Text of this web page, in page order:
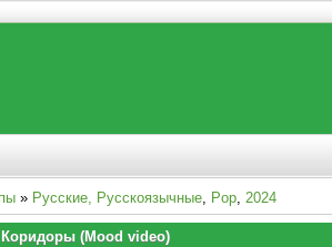
» Русские, Русскоязычные, Pop, 2024
(Mood video)